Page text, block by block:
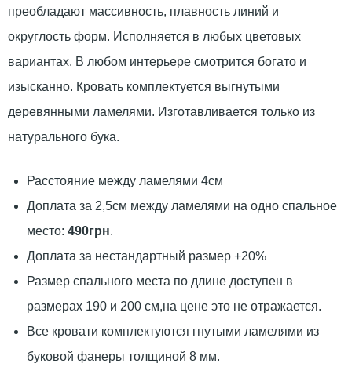
преобладают массивность, плавность линий и
округлость форм. Исполняется в любых цветовых
вариантах. В любом интерьере смотрится богато и
изысканно. Кровать комплектуется выгнутыми
деревянными ламелями. Изготавливается только из
натурального бука.
Расстояние между ламелями 4см
Доплата за 2,5см между ламелями на одно спальное
место: 490грн.
Доплата за нестандартный размер +20%
Размер спального места по длине доступен в
размерах 190 и 200 см,на цене это не отражается.
Все кровати комплектуются гнутыми ламелями из
буковой фанеры толщиной 8 мм.